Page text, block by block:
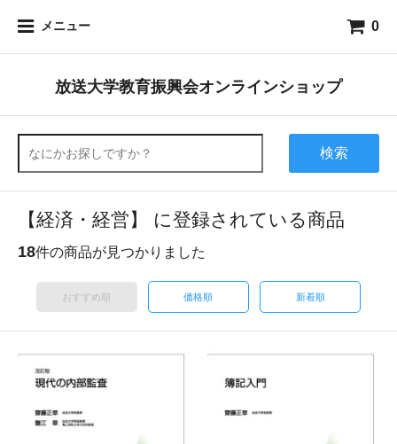
メニュー 0
放送大学教育振興会オンラインショップ
検索
【経済・経営】 に登録されている商品
18件の商品が見つかりました
おすすめ順 価格順 新着順